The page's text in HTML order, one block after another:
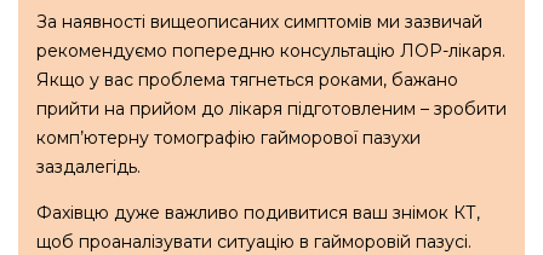
За наявності вищеописаних симптомів ми зазвичай
рекомендуємо попередню консультацію ЛОР-лікаря.
Якщо у вас проблема тягнеться роками, бажано
прийти на прийом до лікаря підготовленим – зробити
комп’ютерну томографію гайморової пазухи
заздалегідь.
Фахівцю дуже важливо подивитися ваш знімок КТ,
щоб проаналізувати ситуацію в гайморовій пазусі.